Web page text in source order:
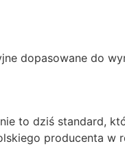
dopasowane do
to dziś standard,
producenta w